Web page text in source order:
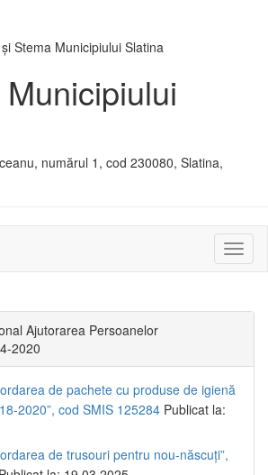
numărul 1, cod 230080, Slatina,
sau
Ajutorarea Persoanelor
2020
de pachete cu produse de igienă
2020”, cod SMIS 125284 Publicat la:
de trusouri pentru nou-născuți”,